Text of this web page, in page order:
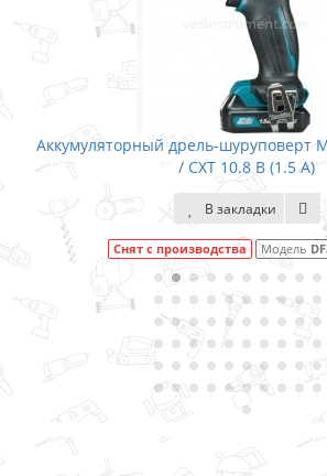
шуруповерт Makita DF331DWYE
/ CXT 10.8 В (1.5 А)
В закладки
Модель DF331DWYE